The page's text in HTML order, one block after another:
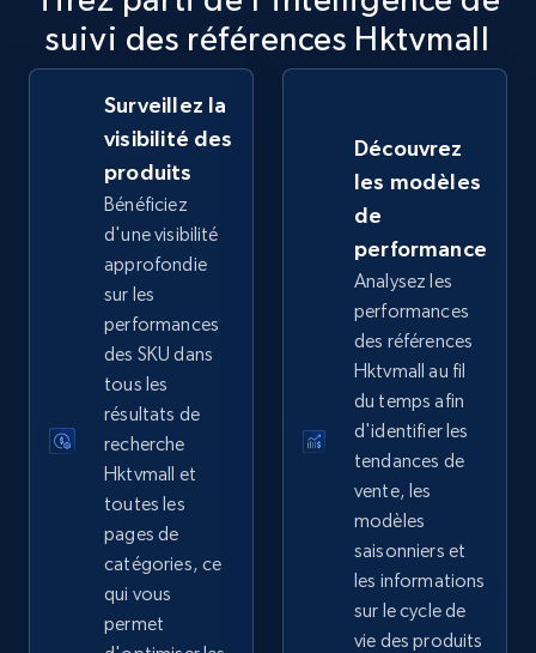
2.5K+ 358+ Commencer
eBay - Collect records by category
URL, Product id, Title, Seller name, Seller rating,
Seller reviews, Breadcrumbs, Root category, and
2.5K+ 358+ Commencer
Google Shopping
URL, Product id, Title, Product description,
Rating, Reviews count, Images, Variations, and
more.
2.4K+ Commencer
suivi des références Hktvmall
Surveillez la
visibilité des
produits
Bénéficiez
d'une visibilité
approfondie
sur les
performances
des SKU dans
tous les
résultats de
recherche
Hktvmall et
toutes les
pages de
catégories, ce
qui vous
permet
Découvrez
les modèles
de
performance
Analysez les
performances
des références
Hktvmall au fil
du temps afin
d'identifier les
tendances de
vente, les
modèles
saisonniers et
les informations
sur le cycle de
vie des produits